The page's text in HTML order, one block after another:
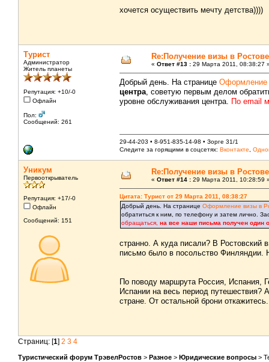
хочется осуществить мечту детства))))
Турист
Администратор
Житель планеты
Репутация: +10/-0
Офлайн
Пол:
Сообщений: 261
Re:Получение визы в
« Ответ #13 : 29 Марта 2011, 08:38:27
Добрый день. На странице Оформление
центра , советую первым делом
уровне обслуживания центра. По email
29-44-203 • 8-951-835-14-98 • Зорге 31/1
Следите за горящими в соцсетях: Вконтакте
Уникум
Первооткрыватель
Репутация: +17/-0
Офлайн
Сообщений: 151
Re:Получение визы в
« Ответ #14 : 29 Марта 2011, 10:28:59
Цитата: Турист от 29 Марта 2011, 08:38:27
Добрый день. На странице Оформление визы в
обратиться к ним, по телефону и затем лично.
обращаться, на все наши письма получен один
странно. А куда писали? В Ростовский
письмо было в посольство Финляндии.
По поводу маршрута Россия, Испания,
Испании на весь период путешествия?
стране. От остальной брони
Страниц: [1] 2 3 4
Туристический форум ТрэвелРостов > Разное > Юридические вопросы >